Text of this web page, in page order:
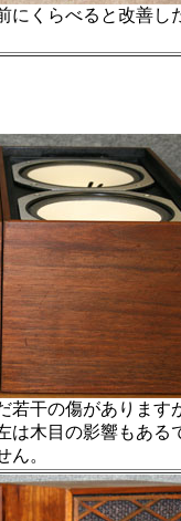
にくらべると改善し
若干の傷があります
は木目の影響もある
ん。